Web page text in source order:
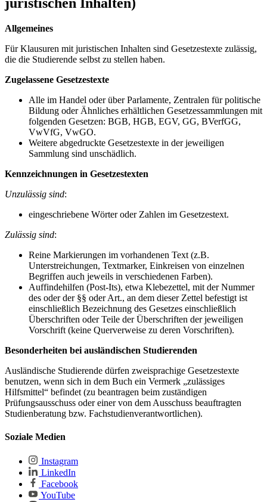
juristischen Inhalten)
Allgemeines
Für Klausuren mit juristischen Inhalten sind Gesetzestexte zulässig,
die die Studierende selbst zu stellen haben.
Zugelassene Gesetzestexte
Alle im Handel oder über Parlamente, Zentralen für politische
Bildung oder Ähnliches erhältlichen Gesetzessammlungen mit
folgenden Gesetzen: BGB, HGB, EGV, GG, BVerfGG,
VwVfG, VwGO.
Weitere abgedruckte Gesetzestexte in der jeweiligen
Sammlung sind unschädlich.
Kennzeichnungen in Gesetzestexten
Unzulässig sind:
eingeschriebene Wörter oder Zahlen im Gesetzestext.
Zulässig sind:
Reine Markierungen im vorhandenen Text (z.B.
Unterstreichungen, Textmarker, Einkreisen von einzelnen
Begriffen auch jeweils in verschiedenen Farben).
Auffindehilfen (Post-Its), etwa Klebezettel, mit der Nummer
des oder der §§ oder Art., an dem dieser Zettel befestigt ist
einschließlich Bezeichnung des Gesetzes einschließlich
Überschriften oder Teile der Überschriften der jeweiligen
Vorschrift (keine Querverweise zu deren Vorschriften).
Besonderheiten bei ausländischen Studierenden
Ausländische Studierende dürfen zweisprachige Gesetzestexte
benutzen, wenn sich in dem Buch ein Vermerk „zulässiges
Hilfsmittel“ befindet (zu beantragen beim zuständigen
Prüfungsausschuss oder einer von dem Ausschuss beauftragten
Studienberatung bzw. Fachstudienverantwortlichen).
Soziale Medien
Instagram
LinkedIn
Facebook
YouTube